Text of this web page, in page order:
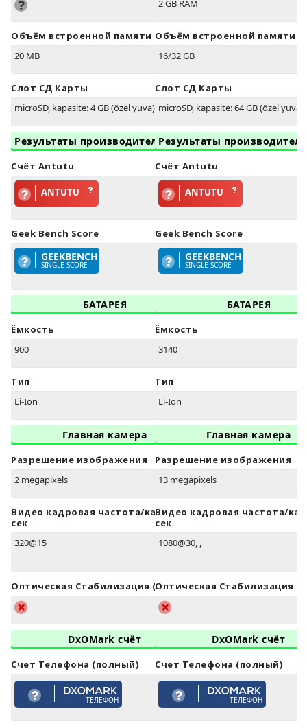
Объём встроенной памяти
20 MB
Слот СД Карты
microSD, kapasite: 4 GB (özel yuva)
Результаты производительности
Счёт Antutu
ANTUTU
Geek Bench Score
GEEKBENCH
SINGLE SCORE
БАТАРЕЯ
Ёмкость
900
Тип
Li-Ion
Главная камера
Разрешение изображения
2 megapixels
Видео кадровая частота/кадров в
сек
320@15
Оптическая Стабилизация (OIS)
DxOMark счёт
Счет Телефона (полный)
ТЕЛЕФОН
2 GB RAM
Объём встроенной памяти
16/32 GB
Слот СД Карты
microSD, kapasite: 64 GB (özel yuva)
Результаты
Счёт Antutu
ANTUTU
Geek Bench Score
GEEKBENCH
SINGLE SCORE
БАТАРЕЯ
Ёмкость
3140
Тип
Li-Ion
Главная камера
Разрешение изображения
13 megapixels
Видео кадровая частота/
сек
1080@30, ,
Оптическая Стабилизация
DxOMark счёт
Счет Телефона (полный)
ТЕЛЕФОН